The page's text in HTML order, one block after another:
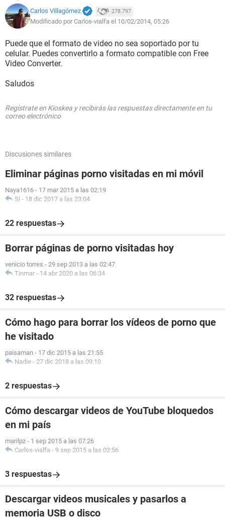
Carlos Villagómez 278.797
Modificado por Carlos-vialfa el 10/02/2014, 05:26
Puede que el formato de video no sea soportado por tu
celular. Puedes convertirlo a formato compatible con Free
Video Converter.
Saludos
Regístrate en Kioskea y recibirás las respuestas directamente en tu
correo electrónico
Discusiones similares
Eliminar páginas porno visitadas en mi móvil
Naya1616 - 17 mar 2015 a las 02:19
Si - 18 dic 2017 a las 23:04
22 respuestas
Borrar páginas de porno visitadas hoy
venicio torres - 29 sep 2013 a las 02:47
Tinmar - 14 abr 2020 a las 06:34
32 respuestas
Cómo hago para borrar los vídeos de porno que
he visitado
paisaman - 17 dic 2015 a las 21:55
Nadie - 27 dic 2018 a las 09:10
2 respuestas
Cómo descargar videos de YouTube bloquedos
en mi país
marilpz - 1 sep 2015 a las 07:26
Carlos-vialfa - 9 sep 2015 a las 02:56
3 respuestas
Descargar videos musicales y pasarlos a
memoria USB o disco